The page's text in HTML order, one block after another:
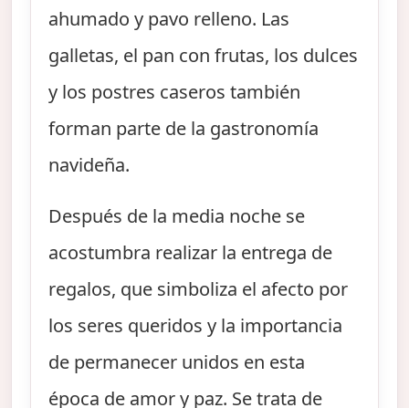
ahumado y pavo relleno. Las
galletas, el pan con frutas, los dulces
y los postres caseros también
forman parte de la gastronomía
navideña.
Después de la media noche se
acostumbra realizar la entrega de
regalos, que simboliza el afecto por
los seres queridos y la importancia
de permanecer unidos en esta
época de amor y paz. Se trata de